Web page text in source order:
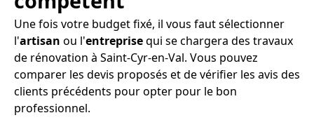
Une fois votre budget fixé, il vous faut sélectionner
l'artisan ou l'entreprisequi se chargera des travaux
de rénovation à Saint-Cyr-en-Val. Vous pouvez
comparer les devis proposés et de vérifier les avis des
clients précédents pour opter pour le bon
professionnel.